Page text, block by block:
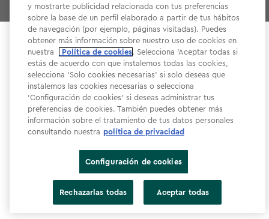
Select your store
It looks like you’re joining us from a different country.
At which store would you like to shop?
España Estados Unidos
sus derechos;
ü Servir a nuestros clientes en múltiples jurisdicciones;
ü Hacer funcionar la empresa matriz, las subsidiarias y
las filiales de manera eficiente y óptima;
ü Detectar y prevenir daños que puedan causarse a
Grupo Keter, sus empleados y terceros.
Cada vez que transferimos sus datos personales entre
y mostrarte publicidad relacionada con tus preferencias
sobre la base de un perfil elaborado a partir de tus hábitos
de navegación (por ejemplo, páginas visitadas). Puedes
obtener más información sobre nuestro uso de cookies en
nuestra
Política de cookies. Selecciona 'Aceptar todas si
estás de acuerdo con que instalemos todas las cookies,
selecciona 'Solo cookies necesarias' si solo deseas que
instalemos las cookies necesarias o selecciona
'Configuración de cookies' si deseas administrar tus
preferencias de cookies. También puedes obtener más
información sobre el tratamiento de tus datos personales
consultando nuestra política de privacidad
Configuración de cookies
Rechazarlas todas Aceptar todas